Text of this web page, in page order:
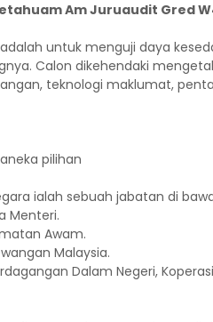
Am Juruaudit Gred
untuk menguji daya
Calon dikehendaki
teknologi maklumat,
pilihan
ialah sebuah jabatan di
Menteri.
Awam.
Malaysia.
Dalam Negeri,